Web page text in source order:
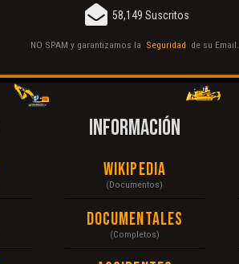
58,149 Suscritos
NO SPAM y garantizamos la Seguridad de su Email.
INFORMACIÓN
Wikipedia
(Documentos)
Documentales
(Completos)